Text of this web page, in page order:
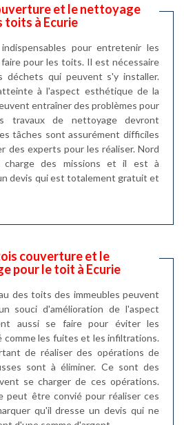
et le nettoyage
toits à Ecurie
pour entretenir les
pour les toits. Il est nécessaire
déchets qui peuvent s'y installer.
à l'aspect esthétique de la
entraîner des problèmes pour
travaux de nettoyage devront
tâches sont assurément difficiles
des experts pour les réaliser. Nord
charge des missions et il est à
devis qui est totalement gratuit et
couverture et le
pour le toit à Ecurie
des toits des immeubles peuvent
souci d'amélioration de l'aspect
aussi se faire pour éviter les
comme les fuites et les infiltrations.
de réaliser des opérations de
sont à éliminer. Ce sont des
se charger de ces opérations.
peut être convié pour réaliser ces
qu'il dresse un devis qui ne